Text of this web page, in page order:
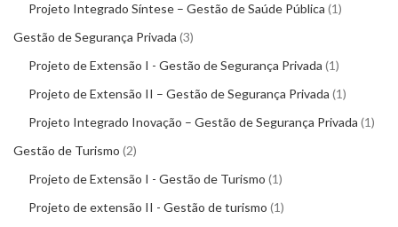
Projeto Integrado Síntese – Gestão de Saúde Pública 1
Gestão de Segurança Privada 3
Projeto de Extensão I - Gestão de Segurança Privada 1
Projeto de Extensão II – Gestão de Segurança Privada 1
Projeto Integrado Inovação – Gestão de Segurança Privada 1
Gestão de Turismo 2
Projeto de Extensão I - Gestão de Turismo 1
Projeto de extensão II - Gestão de turismo 1